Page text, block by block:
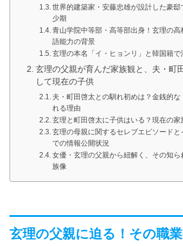
世界的建築家・安藤忠雄が設計した豪邸
少期
青山学院中等部・高等部出身！玄理の
語能力の背景
玄理の本名「イ・ヒョンリ」と韓国籍で
玄理の父親が育んだ家族観と、夫・町
して現在の子供
夫・町田啓太との馴れ初めは？金銭的
れる理由
玄理と町田啓太に子供はいる？現在の家
玄理の母親に関するセレブエピソード
での情報公開状況
女優・玄理の父親から紐解く、その知ら
族像
玄理の父親に迫る！その職